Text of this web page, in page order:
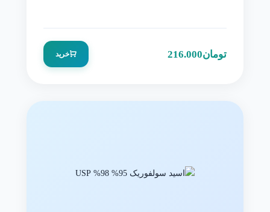
تومان216.000 خرید